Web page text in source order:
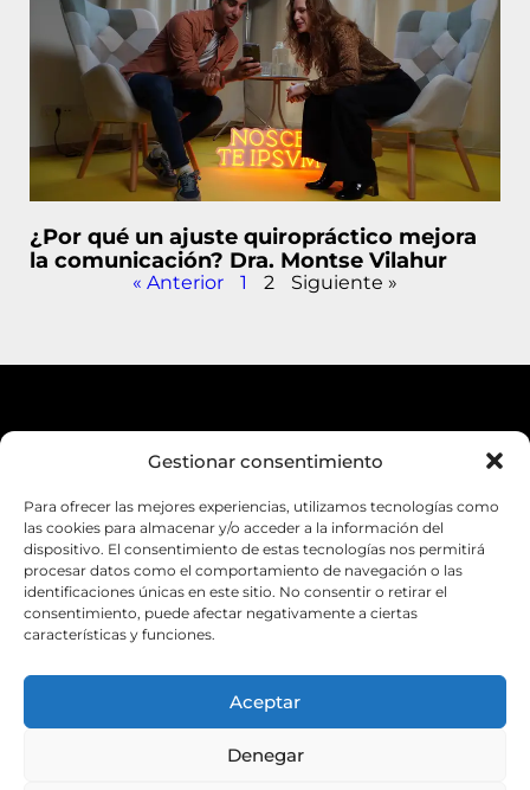
Gestionar consentimiento
Para ofrecer las mejores experiencias, utilizamos tecnologías como
las cookies para almacenar y/o acceder a la información del
dispositivo. El consentimiento de estas tecnologías nos permitirá
procesar datos como el comportamiento de navegación o las
identificaciones únicas en este sitio. No consentir o retirar el
consentimiento, puede afectar negativamente a ciertas
características y funciones.
Aceptar
Denegar
¿Por qué un ajuste quiropráctico mejora
la comunicación? Dra. Montse Vilahur
« Anterior 1 2 Siguiente »
Política de Privacidad
Aviso Legal
Accesibilidad
Política de Cookies
Suscríbete a la newsletter